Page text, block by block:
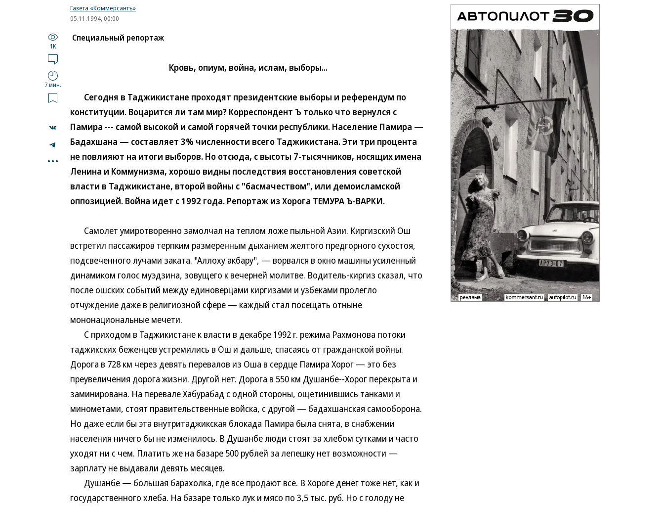
Газета «Коммерсантъ»
05.11.1994, 00:00
1K
7 мин.
...
Специальный репортаж
Кровь, опиум, война, ислам, выборы...
Сегодня в Таджикистане проходят президентские выборы и референдум по
конституции. Воцарится ли там мир? Корреспондент Ъ только что вернулся с
Памира --- самой высокой и самой горячей точки республики. Население Памира —
Бадахшана — составляет 3% численности всего Таджикистана. Эти три процента
не повлияют на итоги выборов. Но отсюда, с высоты 7-тысячников, носящих имена
Ленина и Коммунизма, хорошо видны последствия восстановления советской
власти в Таджикистане, второй войны с "басмачеством", или демоисламской
оппозицией. Война идет с 1992 года. Репортаж из Хорога ТЕМУРА Ъ-ВАРКИ.
Самолет умиротворенно замолчал на теплом ложе пыльной Азии. Киргизский Ош
встретил пассажиров терпким размеренным дыханием желтого предгорного сухостоя,
подсвеченного лучами заката. "Аллоху акбару", — ворвался в окно машины усиленный
динамиком голос муэдзина, зовущего к вечерней молитве. Водитель-киргиз сказал, что
после ошских событий между единоверцами киргизами и узбеками пролегло
отчуждение даже в религиозной сфере — каждый стал посещать отныне
мононациональные мечети.
С приходом в Таджикистане к власти в декабре 1992 г. режима Рахмонова потоки
таджикских беженцев устремились в Ош и дальше, спасаясь от гражданской войны.
Дорога в 728 км через девять перевалов из Оша в сердце Памира Хорог — это без
преувеличения дорога жизни. Другой нет. Дорога в 550 км Душанбе--Хорог перекрыта и
заминирована. На перевале Хабурабад с одной стороны, ощетинившись танками и
минометами, стоят правительственные войска, с другой — бадахшанская самооборона.
Но даже если бы эта внутритаджикская блокада Памира была снята, в снабжении
населения ничего бы не изменилось. В Душанбе люди стоят за хлебом сутками и часто
уходят ни с чем. Платить же на базаре 500 рублей за лепешку нет возможности —
зарплату не выдавали девять месяцев.
Душанбе — большая барахолка, где все продают все. В Хороге денег тоже нет, как и
государственного хлеба. На базаре только лук и мясо по 3,5 тыс. руб. Но с голоду не